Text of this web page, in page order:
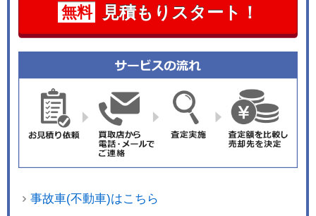
無料 見積もりスタート！
事故車(不動車)はこちら